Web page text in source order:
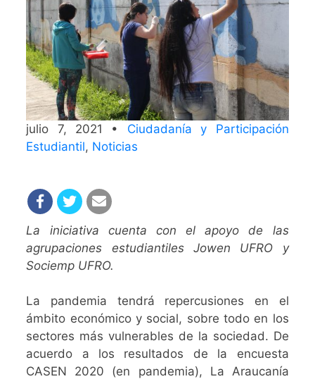
julio 7, 2021 • Ciudadanía y Participación
Estudiantil, Noticias
La iniciativa cuenta con el apoyo de las
agrupaciones estudiantiles Jowen UFRO y
Sociemp UFRO.
La pandemia tendrá repercusiones en el
ámbito económico y social, sobre todo en los
sectores más vulnerables de la sociedad. De
acuerdo a los resultados de la encuesta
CASEN 2020 (en pandemia), La Araucanía